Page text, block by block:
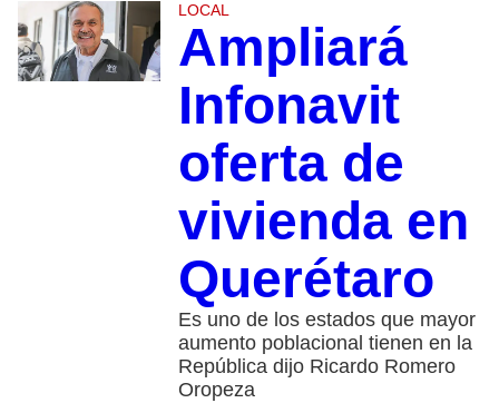
LOCAL
Ampliará
Infonavit
oferta de
vivienda en
Querétaro
Es uno de los estados que mayor
aumento poblacional tienen en la
República dijo Ricardo Romero
Oropeza